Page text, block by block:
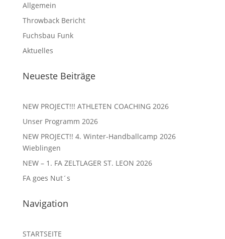
Allgemein
Throwback Bericht
Fuchsbau Funk
Aktuelles
Neueste Beiträge
NEW PROJECT!!! ATHLETEN COACHING 2026
Unser Programm 2026
NEW PROJECT!! 4. Winter-Handballcamp 2026
Wieblingen
NEW – 1. FA ZELTLAGER ST. LEON 2026
FA goes Nut´s
Navigation
STARTSEITE